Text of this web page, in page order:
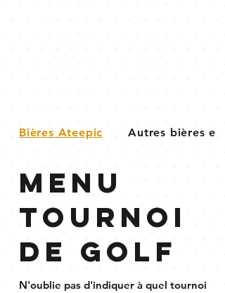
Menu
tournoi
de golf
N'oublie pas d'indiquer à quel tournoi
Bières Ateepic Autres bières en